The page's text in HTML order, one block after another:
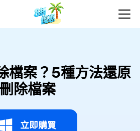
檔案？5種方法還原
刪除檔案
立即購買